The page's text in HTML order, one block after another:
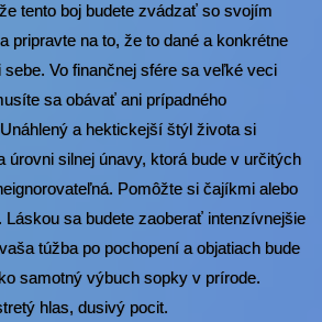
tento boj budete zvádzať so svojím
pripravte na to, že to dané a konkrétne
sebe. Vo finančnej sfére sa veľké veci
sa obávať ani prípadného
a hektickejší štýl života si
úrovni silnej únavy, ktorá bude v určitých
Pomôžte si čajíkmi alebo
sa budete zaoberať intenzívnejšie
túžba po pochopení a objatiach bude
samotný výbuch sopky v prírode.
hlas, dusivý pocit.